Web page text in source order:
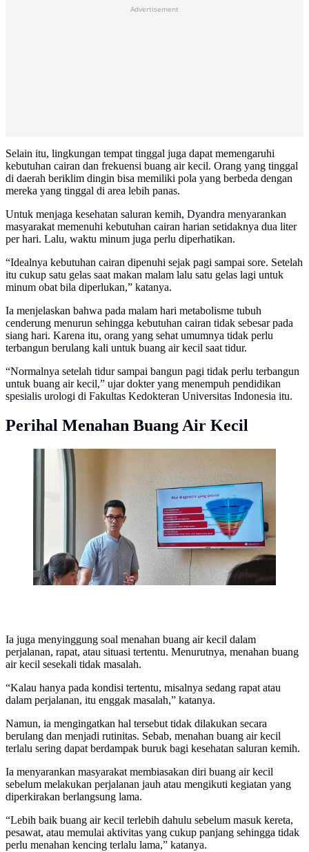
Advertisement
Selain itu, lingkungan tempat tinggal juga dapat memengaruhi
kebutuhan cairan dan frekuensi buang air kecil. Orang yang tinggal
di daerah beriklim dingin bisa memiliki pola yang berbeda dengan
mereka yang tinggal di area lebih panas.
Untuk menjaga kesehatan saluran kemih, Dyandra menyarankan
masyarakat memenuhi kebutuhan cairan harian setidaknya dua liter
per hari. Lalu, waktu minum juga perlu diperhatikan.
“Idealnya kebutuhan cairan dipenuhi sejak pagi sampai sore. Setelah
itu cukup satu gelas saat makan malam lalu satu gelas lagi untuk
minum obat bila diperlukan,” katanya.
Ia menjelaskan bahwa pada malam hari metabolisme tubuh
cenderung menurun sehingga kebutuhan cairan tidak sebesar pada
siang hari. Karena itu, orang yang sehat umumnya tidak perlu
terbangun berulang kali untuk buang air kecil saat tidur.
“Normalnya setelah tidur sampai bangun pagi tidak perlu terbangun
untuk buang air kecil,” ujar dokter yang menempuh pendidikan
spesialis urologi di Fakultas Kedokteran Universitas Indonesia itu.
Perihal Menahan Buang Air Kecil
Dokter spesialis urologi Dyandra Parikesit ungkap
frekuensi buang air kecil yang normal saat diskusi
bersama Eka Hospital.
Ia juga menyinggung soal menahan buang air kecil dalam
perjalanan, rapat, atau situasi tertentu. Menurutnya, menahan buang
air kecil sesekali tidak masalah.
“Kalau hanya pada kondisi tertentu, misalnya sedang rapat atau
dalam perjalanan, itu enggak masalah,” katanya.
Namun, ia mengingatkan hal tersebut tidak dilakukan secara
berulang dan menjadi rutinitas. Sebab, menahan buang air kecil
terlalu sering dapat berdampak buruk bagi kesehatan saluran kemih.
Ia menyarankan masyarakat membiasakan diri buang air kecil
sebelum melakukan perjalanan jauh atau mengikuti kegiatan yang
diperkirakan berlangsung lama.
“Lebih baik buang air kecil terlebih dahulu sebelum masuk kereta,
pesawat, atau memulai aktivitas yang cukup panjang sehingga tidak
perlu menahan kencing terlalu lama,” katanya.